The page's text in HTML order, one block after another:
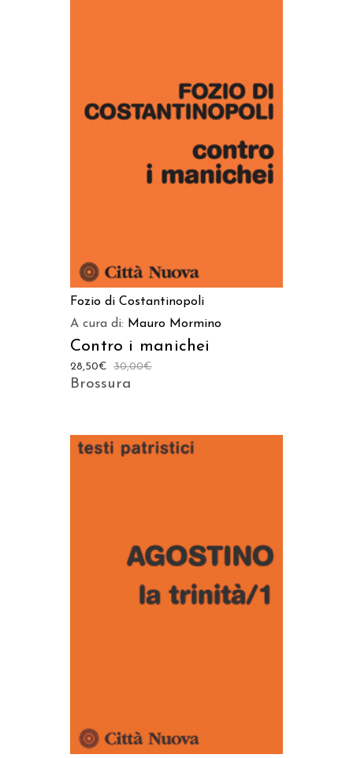
Fozio di Costantinopoli
A cura di: Mauro Mormino
Contro i manichei
30,00€
28,50€
Brossura
AGGIUNGI AL CARRELLO